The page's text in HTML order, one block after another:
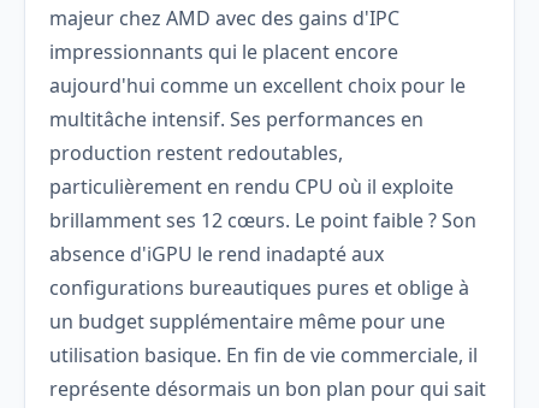
majeur chez AMD avec des gains d'IPC
impressionnants qui le placent encore
aujourd'hui comme un excellent choix pour le
multitâche intensif. Ses performances en
production restent redoutables,
particulièrement en rendu CPU où il exploite
brillamment ses 12 cœurs. Le point faible ? Son
absence d'iGPU le rend inadapté aux
configurations bureautiques pures et oblige à
un budget supplémentaire même pour une
utilisation basique. En fin de vie commerciale, il
représente désormais un bon plan pour qui sait